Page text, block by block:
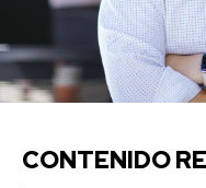
CONTENIDO